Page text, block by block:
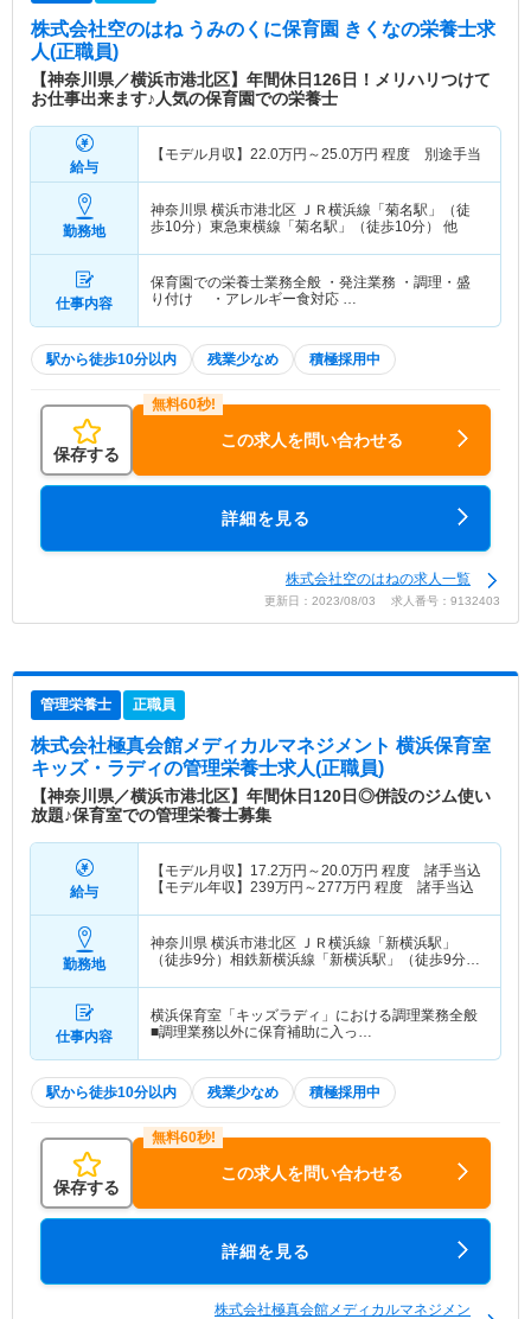
株式会社空のはね うみのくに保育園 きくなの栄養士求
人(正職員)
【神奈川県／横浜市港北区】年間休日126日！メリハリつけて
お仕事出来ます♪人気の保育園での栄養士
給与
【モデル月収】 22.0万円～25.0万円 程度 別途手当
勤務地
神奈川県 横浜市港北区 ＪＲ横浜線「菊名駅」（徒
歩10分）東急東横線「菊名駅」（徒歩10分） 他
仕事内容
保育園での栄養士業務全般 ・発注業務 ・調理・盛
り付け ・アレルギー食対応 …
駅から徒歩10分以内 残業少なめ 積極採用中
保存する
この求人を問い合わせる
詳細を見る
株式会社空のはねの求人一覧
更新日：2023/08/03 求人番号：9132403
管理栄養士 正職員
株式会社極真会館メディカルマネジメント 横浜保育室
キッズ・ラディの管理栄養士求人(正職員)
【神奈川県／横浜市港北区】年間休日120日◎併設のジム使い
放題♪保育室での管理栄養士募集
給与
【モデル月収】 17.2万円～20.0万円 程度 諸手当込
【モデル年収】 239万円～277万円 程度 諸手当込
勤務地
神奈川県 横浜市港北区 ＪＲ横浜線「新横浜駅」
（徒歩9分）相鉄新横浜線「新横浜駅」（徒歩9分）
仕事内容
横浜保育室「キッズラディ」における調理業務全般
■調理業務以外に保育補助に入っ…
駅から徒歩10分以内 残業少なめ 積極採用中
保存する
この求人を問い合わせる
詳細を見る
株式会社極真会館メディカルマネジメン